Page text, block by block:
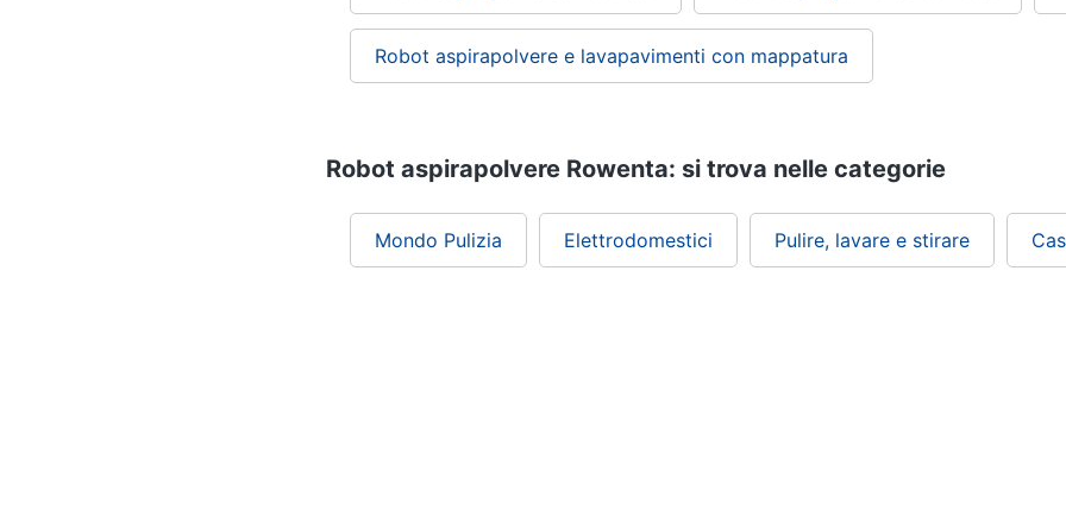
Robot aspirapolvere e lavapavimenti con mappatura
Robot aspirapolvere Rowenta: si trova nelle categorie
Mondo Pulizia Elettrodomestici Pulire, lavare e stirare